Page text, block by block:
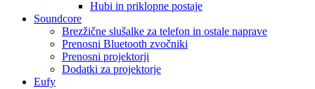
Hubi in priklopne postaje
Soundcore
Brezžične slušalke za telefon in ostale naprave
Prenosni Bluetooth zvočniki
Prenosni projektorji
Dodatki za projektorje
Eufy